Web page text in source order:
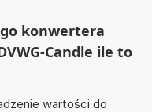
konwertera
Candle ile to
wartości do